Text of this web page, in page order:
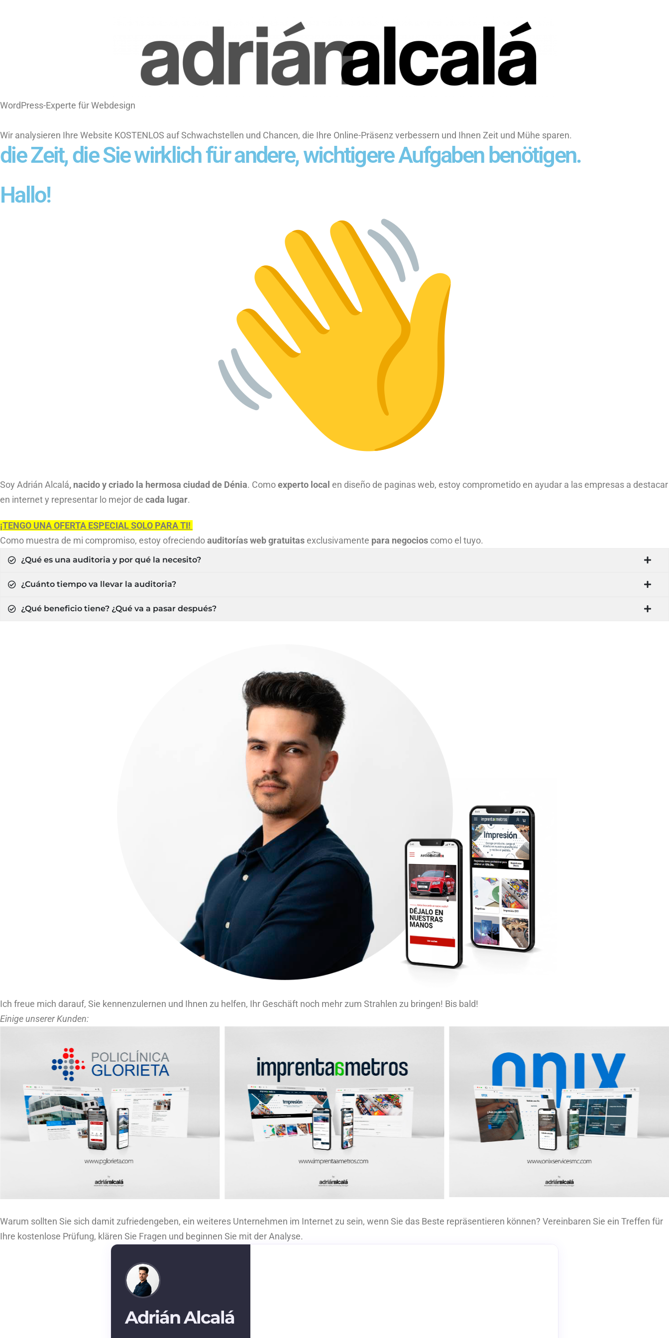
WordPress-Experte für Webdesign
Wir analysieren Ihre Website KOSTENLOS auf Schwachstellen und Chancen, die Ihre Online-Präsenz verbessern und Ihnen Zeit und Mühe sparen.
die Zeit, die Sie wirklich für andere, wichtigere Aufgaben benötigen.
Hallo!
Soy Adrián Alcalá, nacido y criado la hermosa ciudad de Dénia. Comoexperto local en diseño de paginas web, estoy comprometido en ayudar a las empresas a destacar
en internet y representar lo mejor de cada lugar.
¡TENGO UNA OFERTA ESPECIAL SOLO PARA TI!
Como muestra de mi compromiso, estoy ofreciendoauditorías web gratuitas exclusivamente para negocios como el tuyo.
¿Qué es una auditoria y por qué la necesito?
¿Cuánto tiempo va llevar la auditoria?
¿Qué beneficio tiene? ¿Qué va a pasar después?
Ich freue mich darauf, Sie kennenzulernen und Ihnen zu helfen, Ihr Geschäft noch mehr zum Strahlen zu bringen! Bis bald!
Einige unserer Kunden:
Warum sollten Sie sich damit zufriedengeben, ein weiteres Unternehmen im Internet zu sein, wenn Sie das Beste repräsentieren können? Vereinbaren Sie ein Treffen für
Ihre kostenlose Prüfung, klären Sie Fragen und beginnen Sie mit der Analyse.
Adrián Alcalá